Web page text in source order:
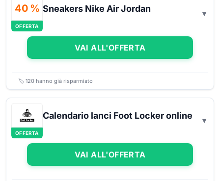
40 %
OFFERTA
Sneakers Nike Air Jordan
VAI ALL'OFFERTA
🏷️ 120 hanno già risparmiato
OFFERTA
Calendario lanci Foot Locker online
VAI ALL'OFFERTA